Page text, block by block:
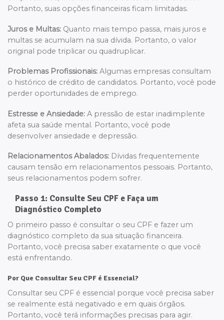
Portanto, suas opções financeiras ficam limitadas.
Juros e Multas: Quanto mais tempo passa, mais juros e
multas se acumulam na sua dívida. Portanto, o valor
original pode triplicar ou quadruplicar.
Problemas Profissionais: Algumas empresas consultam
o histórico de crédito de candidatos. Portanto, você pode
perder oportunidades de emprego.
Estresse e Ansiedade: A pressão de estar inadimplente
afeta sua saúde mental. Portanto, você pode
desenvolver ansiedade e depressão.
Relacionamentos Abalados: Dívidas frequentemente
causam tensão em relacionamentos pessoais. Portanto,
seus relacionamentos podem sofrer.
Passo 1: Consulte Seu CPF e Faça um
Diagnóstico Completo
O primeiro passo é consultar o seu CPF e fazer um
diagnóstico completo da sua situação financeira.
Portanto, você precisa saber exatamente o que você
está enfrentando.
Por Que Consultar Seu CPF é Essencial?
Consultar seu CPF é essencial porque você precisa saber
se realmente está negativado e em quais órgãos.
Portanto, você terá informações precisas para agir.